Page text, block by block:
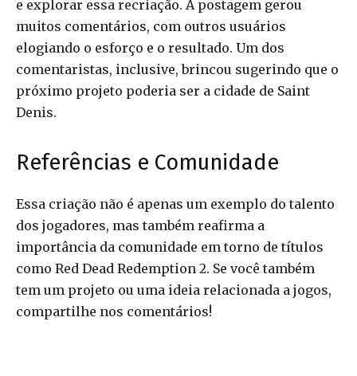
e explorar essa recriação. A postagem gerou
muitos comentários, com outros usuários
elogiando o esforço e o resultado. Um dos
comentaristas, inclusive, brincou sugerindo que o
próximo projeto poderia ser a cidade de Saint
Denis.
Referências e Comunidade
Essa criação não é apenas um exemplo do talento
dos jogadores, mas também reafirma a
importância da comunidade em torno de títulos
como Red Dead Redemption 2. Se você também
tem um projeto ou uma ideia relacionada a jogos,
compartilhe nos comentários!